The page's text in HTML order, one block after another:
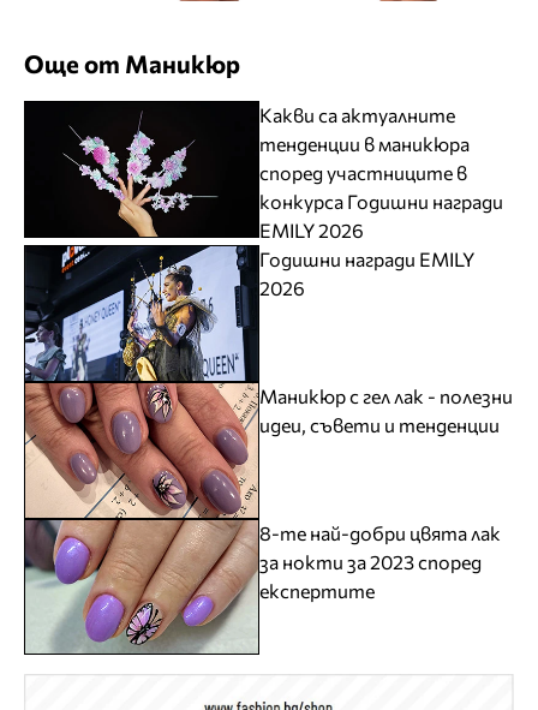
Още от Маникюр
Какви са актуалните
тенденции в маникюра
според участниците в
конкурса Годишни награди
EMILY 2026
Годишни награди EMILY
2026
Маникюр с гел лак - полезни
идеи, съвети и тенденции
8-те най-добри цвята лак
за нокти за 2023 според
експертите